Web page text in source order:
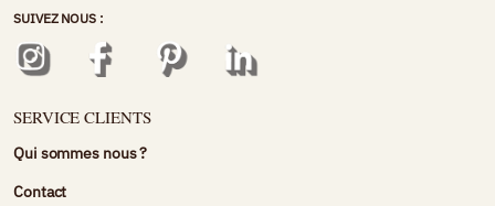
SUIVEZ NOUS :
SERVICE CLIENTS
Qui sommes nous ?
Contact